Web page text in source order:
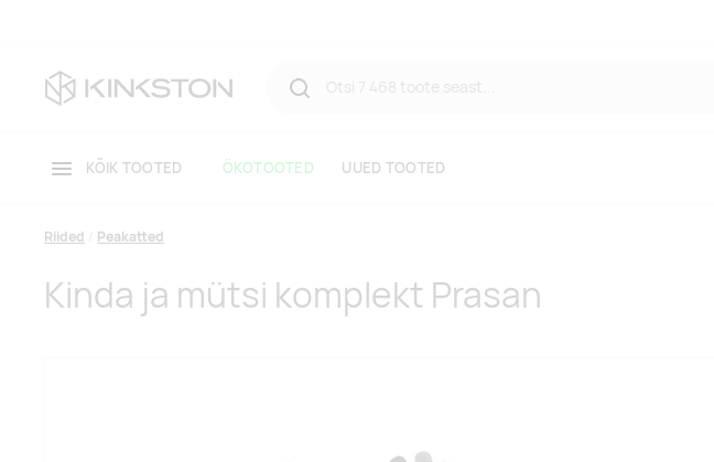
KÕIK TOOTED ÖKOTOOTED UUED TOOTED
Riided Peakatted
Kinda ja mütsi komplekt Prasan